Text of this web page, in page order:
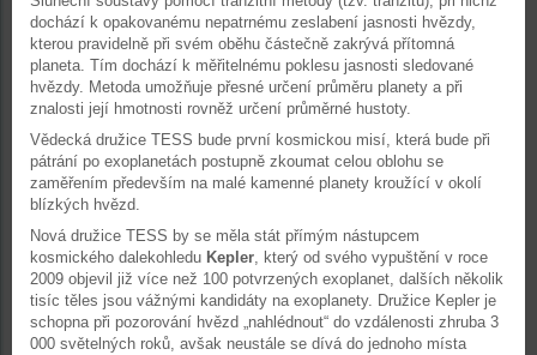
dochází k opakovanému nepatrnému zeslabení jasnosti hvězdy,
kterou pravidelně při svém oběhu částečně zakrývá přítomná
planeta. Tím dochází k měřitelnému poklesu jasnosti sledované
hvězdy. Metoda umožňuje přesné určení průměru planety a při
znalosti její hmotnosti rovněž určení průměrné hustoty.
Vědecká družice TESS bude první kosmickou misí, která bude při
pátrání po exoplanetách postupně zkoumat celou oblohu se
zaměřením především na malé kamenné planety kroužící v okolí
blízkých hvězd.
Nová družice TESS by se měla stát přímým nástupcem
kosmického dalekohledu Kepler, který od svého vypuštění v roce
2009 objevil již více než 100 potvrzených exoplanet, dalších několik
tisíc těles jsou vážnými kandidáty na exoplanety. Družice Kepler je
schopna při pozorování hvězd „nahlédnout“ do vzdálenosti zhruba 3
000 světelných roků, avšak neustále se dívá do jednoho místa